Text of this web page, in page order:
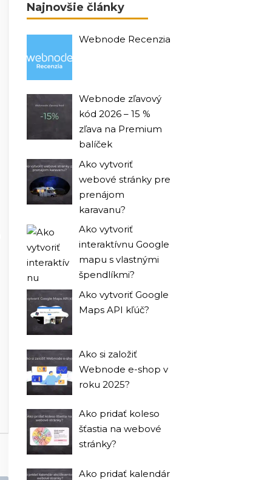
Najnovšie články
Webnode Recenzia
Webnode zľavový
kód 2026 – 15 %
zľava na Premium
balíček
Ako vytvoriť
webové stránky pre
prenájom
karavanu?
Ako vytvoriť
interaktívnu Google
mapu s vlastnými
špendlíkmi?
Ako vytvoriť Google
Maps API kľúč?
Ako si založiť
Webnode e-shop v
roku 2025?
Ako pridať koleso
šťastia na webové
stránky?
Ako pridať kalendár